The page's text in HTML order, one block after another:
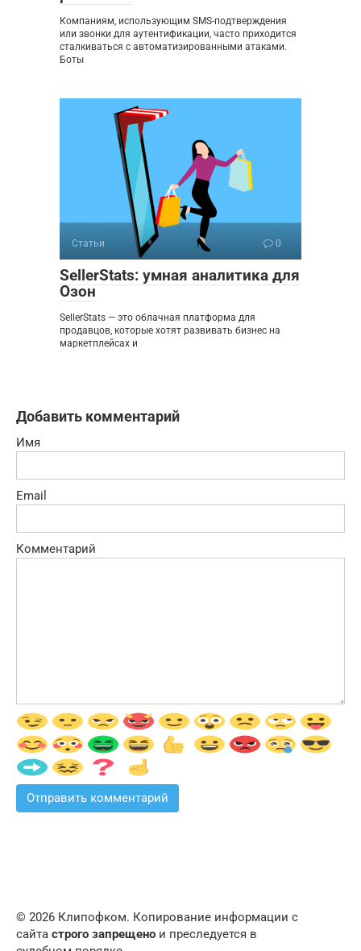
Компаниям, использующим SMS-подтверждения
или звонки для аутентификации, часто приходится
сталкиваться с автоматизированными атаками.
Боты
Статьи 0
SellerStats: умная аналитика для
Озон
SellerStats — это облачная платформа для
продавцов, которые хотят развивать бизнес на
маркетплейсах и
Добавить комментарий
Имя
Email
Комментарий
© 2026 Клипофком. Копирование информации с
сайта строго запрещено и преследуется в